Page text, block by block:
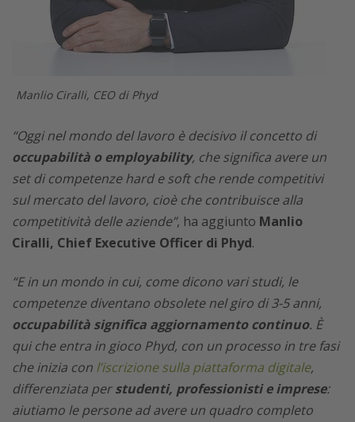
Manlio Ciralli, CEO di Phyd
“Oggi nel mondo del lavoro è decisivo il concetto di
occupabilità o employability, che significa avere un
set di competenze hard e soft che rende competitivi
sul mercato del lavoro, cioè che contribuisce alla
competitività delle aziende”, ha aggiunto Manlio
Ciralli, Chief Executive Officer di Phyd.
“E in un mondo in cui, come dicono vari studi, le
competenze diventano obsolete nel giro di 3-5 anni,
occupabilità significa aggiornamento continuo. È
qui che entra in gioco Phyd, con un processo in tre fasi
che inizia con l’iscrizione sulla piattaforma digitale,
differenziata perstudenti, professionisti e imprese:
aiutiamo le persone ad avere un quadro completo